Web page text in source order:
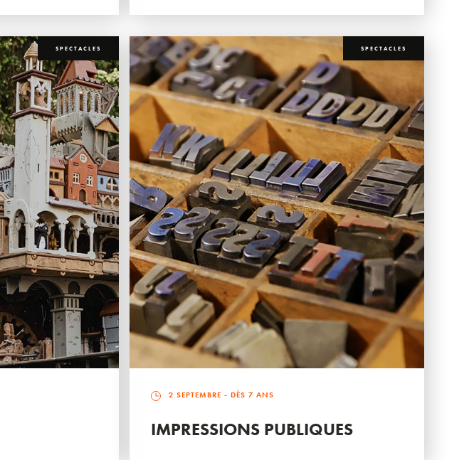
SPECTACLES SPECTACLES
2 SEPTEMBRE - DÈS 7 ANS
IMPRESSIONS PUBLIQUES